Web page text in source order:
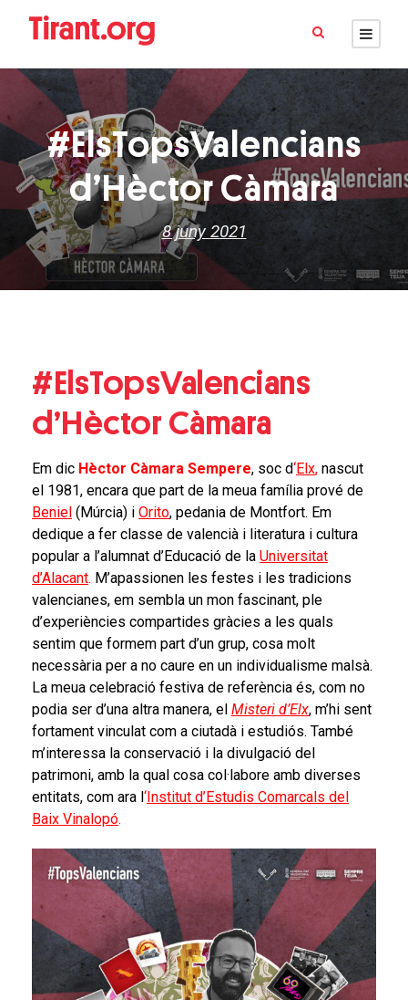
#ElsTopsValencians
d’Hèctor Càmara
8 juny 2021
#ElsTopsValencians
d’Hèctor Càmara
Em dic Hèctor Càmara Sempere, soc d‘Elx, nascut
el 1981, encara que part de la meua família prové de
Beniel (Múrcia) i Orito, pedania de Montfort. Em
dedique a fer classe de valencià i literatura i cultura
popular a l’alumnat d’Educació de la Universitat
d’Alacant. M’apassionen les festes i les tradicions
valencianes, em sembla un mon fascinant, ple
d’experiències compartides gràcies a les quals
sentim que formem part d’un grup, cosa molt
necessària per a no caure en un individualisme malsà.
La meua celebració festiva de referència és, com no
podia ser d’una altra manera, el Misteri d’Elx, m’hi sent
fortament vinculat com a ciutadà i estudiós. També
m’interessa la conservació i la divulgació del
patrimoni, amb la qual cosa col·labore amb diverses
entitats, com ara l‘Institut d’Estudis Comarcals del
Baix Vinalopó.